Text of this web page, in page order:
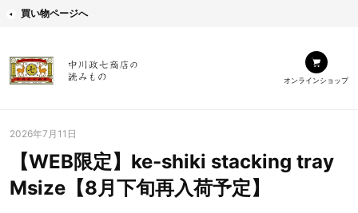
買い物ページへ
オンラインショップ
2026年7月11日
【WEB限定】ke-shiki stacking tray
Msize【8月下旬再入荷予定】